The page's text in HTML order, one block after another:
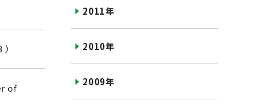
of
2011年
2010年
2009年